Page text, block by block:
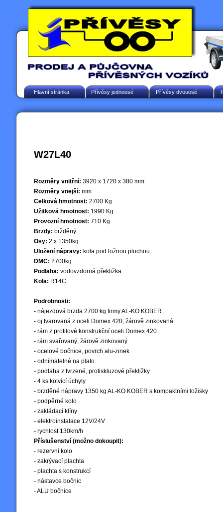
Hlavní stránka Přívěsy jednoosé Přívěsy dvouosé
W27L40
Rozměry vnitřní: 3920 x 1720 x 380 mm
Rozměry vnejší: mm
Celková hmotnost: 2700 Kg
Užitková hmotnost: 1990 Kg
Provozní hmotnost: 710 Kg
Brzdy: bržděný
Osy: 2 x 1350kg
Uložení nápravy: kola pod ložnou plochou
DMC: 2700kg
Podlaha: vodovzdorná překližka
Kola: R14C
Podrobnosti:
- nájezdová brzda 2700 kg firmy AL-KO KOBER
- oj tvarovaná z oceli Domex 420, žárově zinkovaná
- rám z profilové konstrukční oceli Domex 420
- rám svařovaný, žárově zinkovaný
- ocelové bočnice, povrch alu-zinek
- odnímatelné na plato
- podlaha z tvrzené, protiskluzové překližky
- 4 ks kotvící úchyty
- brzděné nápravy 1350 kg AL-KO KOBER s kompaktními ložisky
- podpěrné kolo
- zakládací klíny
- elektroinstalace 12V/24V
- rychlost 130km/h
Příslušenství (možno dokoupit):
- rezervní kolo
- zakrývací plachta
- plachta s konstrukcí
- nástavce bočnic
- ALU bočnice